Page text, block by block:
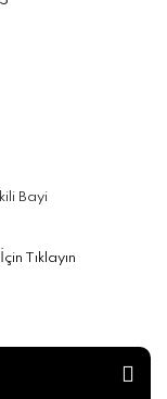
Bayi
Tıklayın